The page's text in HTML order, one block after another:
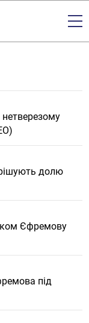
долю
Єфремову
під